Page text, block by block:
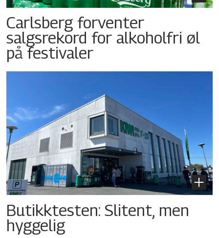
Carlsberg forventer
salgsrekord for alkoholfri øl
på festivaler
Butikktesten: Slitent, men
hyggelig